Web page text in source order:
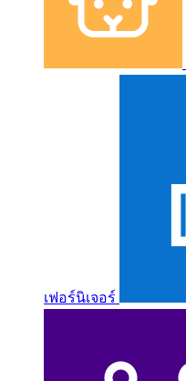
เฟอร์นิเจอร์